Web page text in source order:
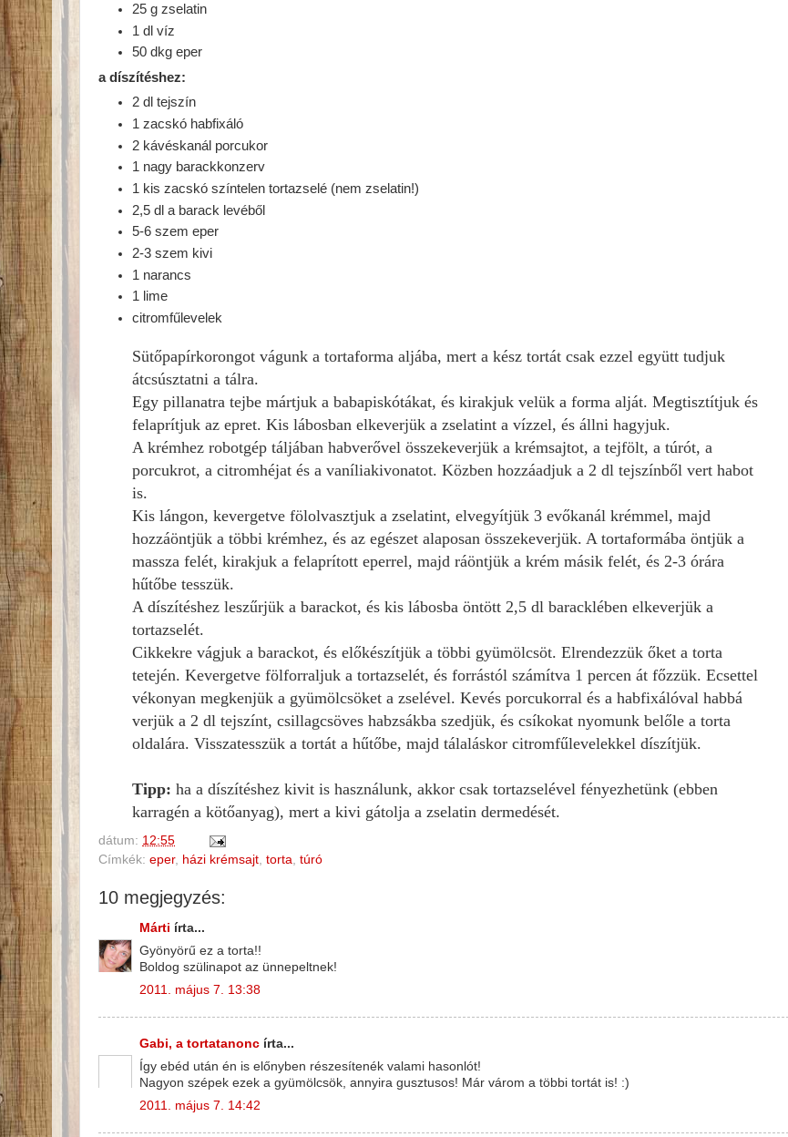
25 g zselatin
1 dl víz
50 dkg eper
a díszítéshez:
2 dl tejszín
1 zacskó habfixáló
2 kávéskanál porcukor
1 nagy barackkonzerv
1 kis zacskó színtelen tortazselé (nem zselatin!)
2,5 dl a barack levéből
5-6 szem eper
2-3 szem kivi
1 narancs
1 lime
citromfűlevelek
Sütőpapírkorongot vágunka tortaforma aljába, mert a kész tortát csak ezzel együtt tudjuk
átcsúsztatni a tálra.
Egy pillanatra tejbe mártjuka babapiskótákat, és kirakjuk velük a forma alját.Megtisztítjuk és
felaprítjuk az epret. Kis lábosban elkeverjük a zselatint a vízzel, és állni hagyjuk.
A krémhez robotgép táljábanhabverővelösszekeverjük a krémsajtot, a tejfölt, a túrót, a
porcukrot, a citromhéjat és a vaníliakivonatot. Közben hozzáadjuk a 2 dl tejszínből vert habot
is.
Kis lángon, kevergetve fölolvasztjuka zselatint, elvegyítjük 3 evőkanál krémmel, majd
hozzáöntjüka többi krémhez, és az egészet alaposan összekeverjük.A tortaformába öntjüka
massza felét, kirakjuk a felaprított eperrel, majd ráöntjük a krém másik felét, és2-3 órára
hűtőbe tesszük.
A díszítéshezleszűrjüka barackot, és kis lábosba öntött2,5 dl baracklében elkeverjük a
tortazselét.
Cikkekre vágjuka barackot, és előkészítjüka többi gyümölcsöt. Elrendezzükőketa torta
tetején.Kevergetve fölforraljuka tortazselét, és forrástól számítva 1 percen át főzzük.Ecsettel
vékonyan megkenjüka gyümölcsöketa zselével.Kevés porcukorral és a habfixálóvalhabbá
verjüka 2 dl tejszínt, csillagcsöves habzsákba szedjük, éscsíkokat nyomunk belőlea torta
oldalára.Visszatesszüka tortáta hűtőbe, majd tálaláskor citromfűlevelekkel díszítjük.
Tipp: haa díszítéshez kivit is használunk, akkor csak tortazselével fényezhetünk (ebben
karragén a kötőanyag), mert a kivi gátolja a zselatin dermedését.
dátum: 12:55
Címkék: eper, házi krémsajt torta túró
10 megjegyzés:
Márti írta...
Gyönyörű ez a torta!!
Boldog szülinapot az ünnepeltnek!
2011. május 7. 13:38
Gabi, a tortatanonc írta...
Így ebéd után én is előnyben részesítenék valami hasonlót!
Nagyon szépek ezek a gyümölcsök, annyira gusztusos! Már várom a többi tortát is! :)
2011. május 7. 14:42